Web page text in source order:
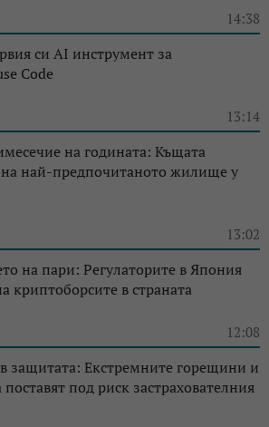
14:38
си AI инструмент за
Code
13:14
на годината: Къщата
на най-предпочитаното жилище у
13:02
на пари: Регулаторите в Япония
криптоборсите в страната
12:08
защитата: Екстремните горещини и
под риск застрахователния